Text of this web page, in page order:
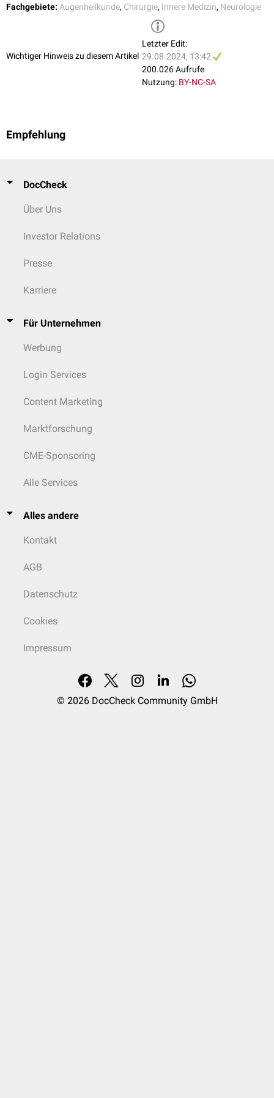
Pilzinfektionen
Schlaganfall
gewertet werden.
Fachgebiete: Augenheilkunde, Chirurgie, Innere Medizin, Neurologie
Wichtiger Hinweis zu diesem Artikel
Letzter Edit:
29.08.2024, 13:42
200.026 Aufrufe
Nutzung: BY-NC-SA
Empfehlung
DocCheck
Über Uns
Investor Relations
Presse
Karriere
Für Unternehmen
Werbung
Login Services
Content Marketing
Marktforschung
CME-Sponsoring
Alle Services
Alles andere
Kontakt
AGB
Datenschutz
Cookies
Impressum
© 2026 DocCheck Community GmbH